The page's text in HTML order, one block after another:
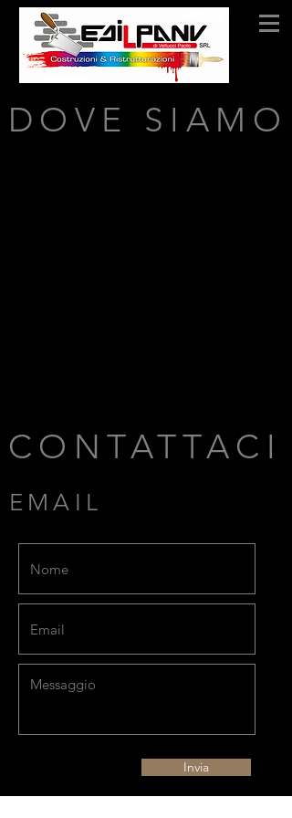
DOVE SIAMO
CONTATTACI
EMAIL
Invia